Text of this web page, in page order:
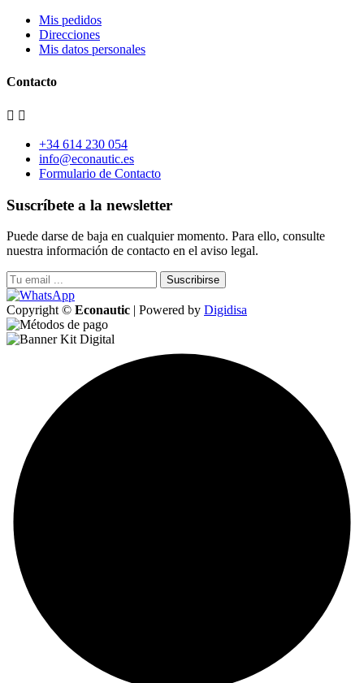
Mis pedidos
Direcciones
Mis datos personales
Contacto
 
+34 614 230 054
info@econautic.es
Formulario de Contacto
Suscríbete a la newsletter
Puede darse de baja en cualquier momento. Para ello, consulte
nuestra información de contacto en el aviso legal.
Suscribirse
Copyright © Econautic | Powered by Digidisa